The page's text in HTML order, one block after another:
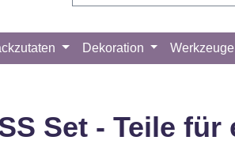
Dekoration
Set - Teile für